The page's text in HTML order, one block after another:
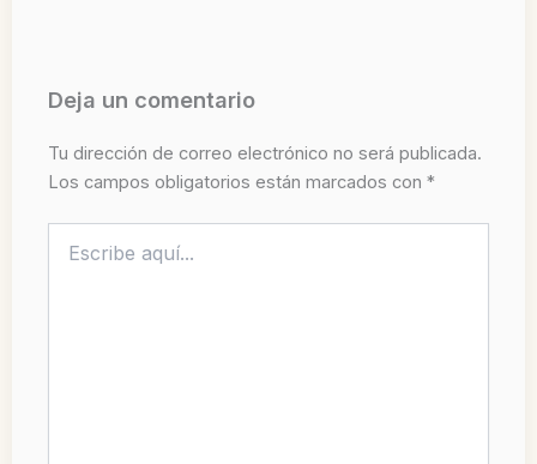
Deja un comentario
Tu dirección de correo electrónico no será publicada.
Los campos obligatorios están marcados con *
aquí...